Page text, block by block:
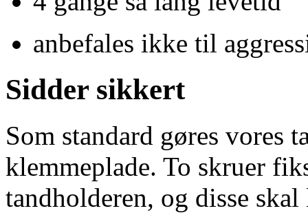
anbefales ikke til
Sidder sikkert
Som standard gøres vores
klemmeplade. To skruer
tandholderen, og disse